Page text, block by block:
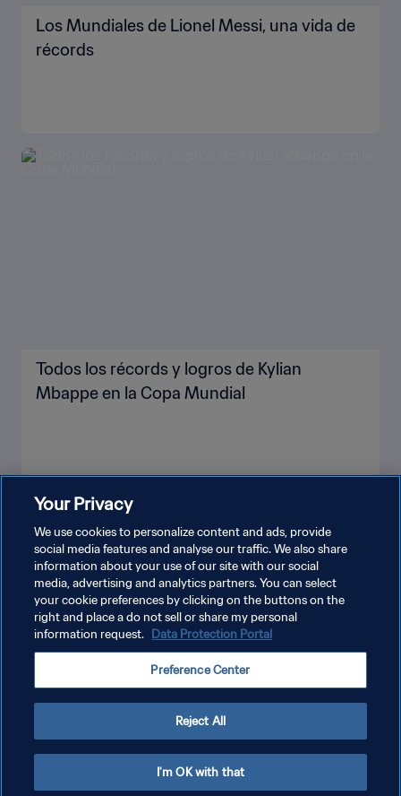
Los Mundiales de Lionel Messi, una vida de
récords
Todos los récords y logros de Kylian
Mbappe en la Copa Mundial
POLÍTICA DE PRIVACIDAD
AJUSTAR LA CONFIGURACIÓN DE LAS COOKIES
Copyright © 1994 - 2026 FIFA. Todos los derechos reservados.
Your Privacy
We use cookies to personalize content and ads, provide
social media features and analyse our traffic. We also share
information about your use of our site with our social
media, advertising and analytics partners. You can select
your cookie preferences by clicking on the buttons on the
right and place a do not sell or share my personal
information request. Data Protection Portal
Preference Center
Reject All
I'm OK with that